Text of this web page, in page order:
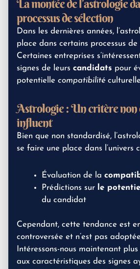
La montée de l’astrologie
processus de sélection
Dans les dernières années,
place dans certains processus
Certaines entreprises
signes de leurs candidats pour
potentielle compatibilitéculturelle
Astrologie : Un critère
influent
Bien que non standardisé,
se faire une place dans l’univers
Évaluation de la
Prédictions sur le
du candidat
Cependant, cette tendance est
controversée et n’est pas
Intéressons-nous maintenant
aux caractéristiques des signes